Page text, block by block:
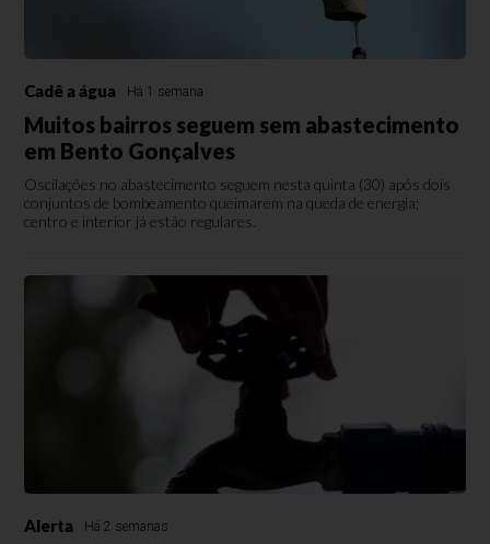
Cadê a água Há 1 semana
Muitos bairros seguem sem abastecimento
em Bento Gonçalves
Oscilações no abastecimento seguem nesta quinta (30) após dois
conjuntos de bombeamento queimarem na queda de energia;
centro e interior já estão regulares.
Alerta Há 2 semanas